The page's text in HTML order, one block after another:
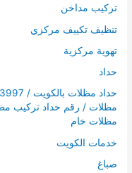
تركيب مداخن
تنظيف تكييف مركزي
تهوية مركزية
حداد
مظلات / رقم حداد تركيب
مظلات خام
خدمات الكويت
صباغ